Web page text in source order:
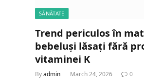
SĂNĂTATE
Trend periculos în
bebeluși lăsați fără
vitaminei K
Byadmin March 24, 2026 0